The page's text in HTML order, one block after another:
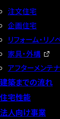
注文住宅
企画住宅
リフォーム・リノ
家具・外構
アフターメンテ
建築までの流れ
住宅性能
法人向け事業